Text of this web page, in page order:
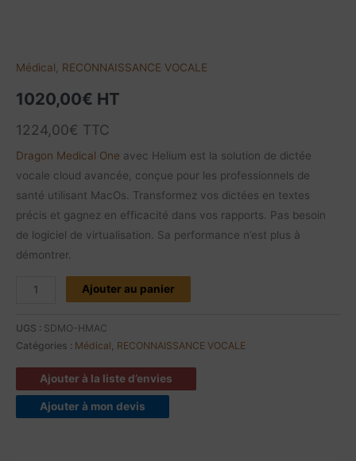
Médical RECONNAISSANCE VOCALE
1020,00€ HT
1224,00€ TTC
Dragon Medical One avec Helium est la solution de dictée
vocale cloud avancée, conçue pour les professionnels de
santé utilisant MacOs. Transformez vos dictées en textes
précis et gagnez en efficacité dans vos rapports. Pas besoin
de logiciel de virtualisation. Sa performance n’est plus à
démontrer.
Ajouter au panier
UGS : SDMO-HMAC
Catégories : Médical, RECONNAISSANCE VOCALE
Ajouter à la liste d’envies
Ajouter à mon devis